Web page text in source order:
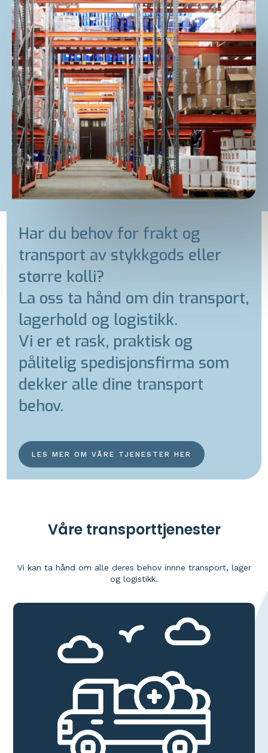
Har du behov for frakt og
transport av stykkgods eller
større kolli?
La oss ta hånd om din transport,
lagerhold og logistikk.
Vi er et rask, praktisk og
pålitelig spedisjonsfirma som
dekker alle dine transport
behov.
LES MER OM VÅRE TJENESTER HER
Våre transporttjenester
Vi kan ta hånd om alle deres behov innne transport, lager
og logistikk.